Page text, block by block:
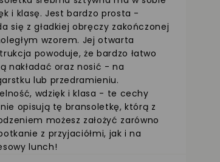
i klasę. Jest bardzo prosta -
się z gładkiej obręczy zakończonej
wzorem. Jej otwarta
powoduje, że bardzo łatwo
nakładać oraz nosić - na
lub przedramieniu.
wdzięk i klasa - te cechy
opisują tę bransoletkę, którą z
możesz założyć zarówno
z przyjaciółmi, jak i na
lunch!